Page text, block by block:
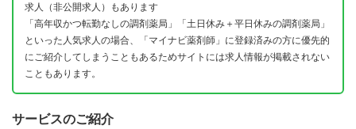
求人（非公開求人）もあります
「高年収かつ転勤なしの調剤薬局」「土日休み＋平日休みの調剤薬局」
といった人気求人の場合、「マイナビ薬剤師」に登録済みの方に優先的
にご紹介してしまうこともあるためサイトには求人情報が掲載されない
こともあります。
サービスのご紹介